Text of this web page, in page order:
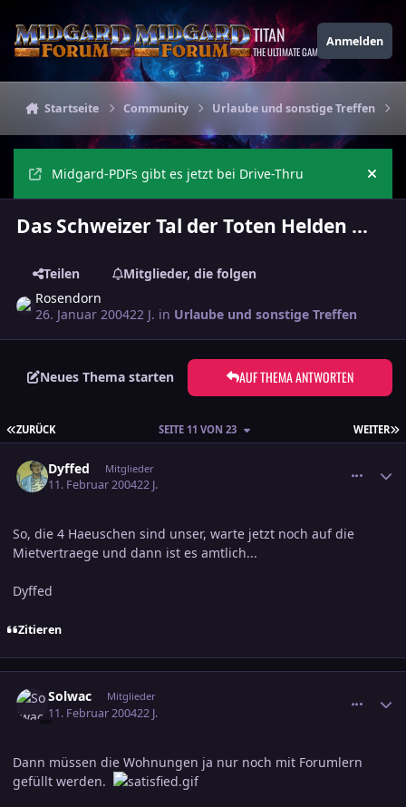
TITAN
THE ULTIMATE GAMING THEME
Anmelden
Startseite Community Urlaube und sonstige Treffen
Midgard-PDFs gibt es jetzt bei Drive-Thru
Das Schweizer Tal der Toten Helden ...
Teilen
Mitglieder, die folgen
Rosendorn
26. Januar 200422 J. in Urlaube und sonstige Treffen
Neues Thema starten AUF THEMA ANTWORTEN
ERSTE SEITE
ZURÜCK WEITER
SEITE 11 VON 23
Dyffed Mitglieder
11. Februar 200422 J.
So, die 4 Haeuschen sind unser, warte jetzt noch auf die
Mietvertraege und dann ist es amtlich...
Dyffed
Zitieren
Solwac Mitglieder
11. Februar 200422 J.
Dann müssen die Wohnungen ja nur noch mit Forumlern
gefüllt werden.